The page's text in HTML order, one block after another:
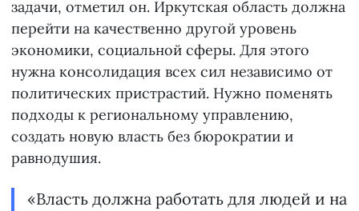
задачи, отметил он. Иркутская область должна
перейти на качественно другой уровень
экономики, социальной сферы. Для этого
нужна консолидация всех сил независимо от
политических пристрастий. Нужно поменять
подходы к региональному управлению,
создать новую власть без бюрократии и
равнодушия.
«Власть должна работать для людей и на